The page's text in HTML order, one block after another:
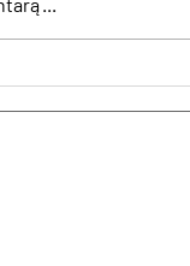
muziejus ir